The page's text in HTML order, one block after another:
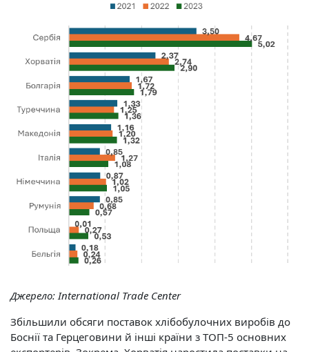
Джерело: International Trade Center
Збільшили обсяги поставок хлібобулочних виробів до
Боснії та Герцеговини й інші країни з ТОП-5 основних